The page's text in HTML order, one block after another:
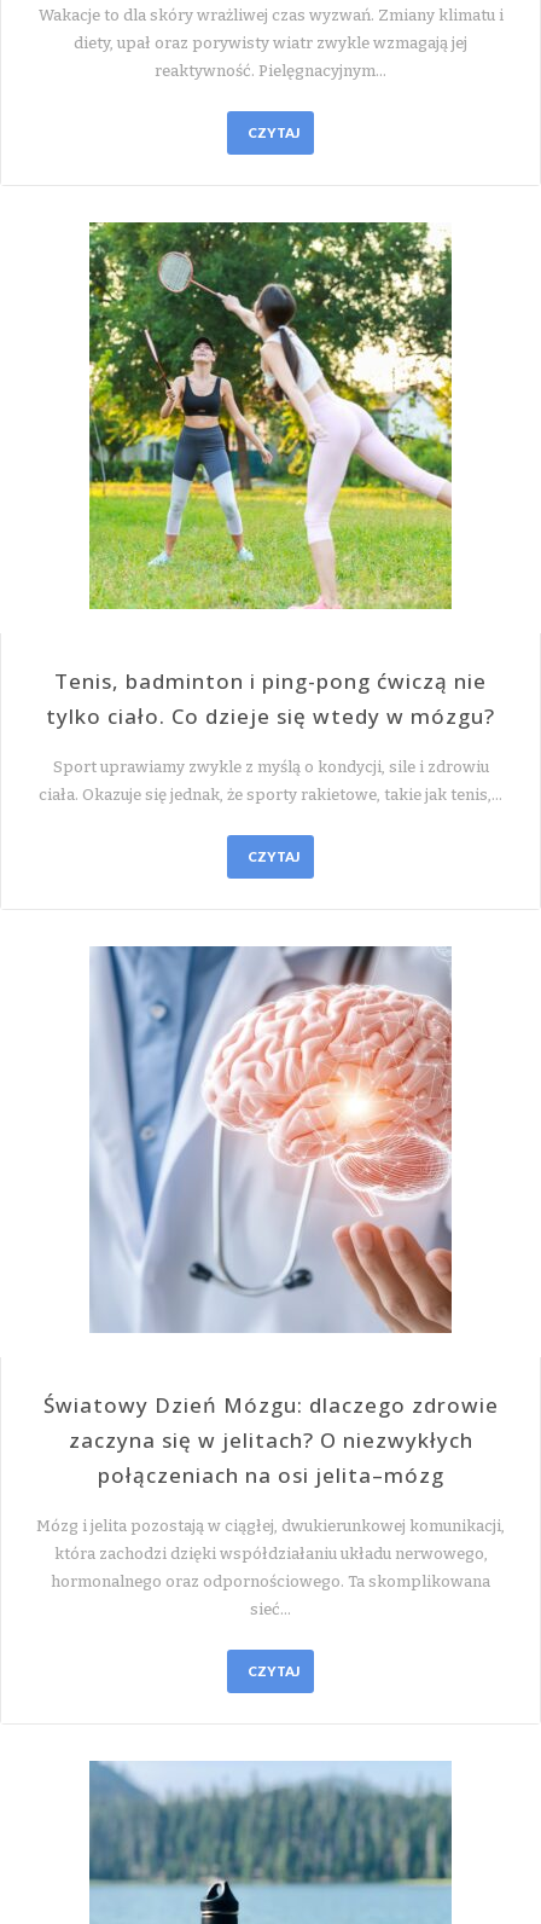
Wakacje to dla skóry wrażliwej czas wyzwań. Zmiany klimatu i
diety, upał oraz porywisty wiatr zwykle wzmagają jej
reaktywność. Pielęgnacyjnym…
CZYTAJ
Tenis, badminton i ping-pong ćwiczą nie
tylko ciało. Co dzieje się wtedy w mózgu?
Sport uprawiamy zwykle z myślą o kondycji, sile i zdrowiu
ciała. Okazuje się jednak, że sporty rakietowe, takie jak tenis,…
CZYTAJ
Światowy Dzień Mózgu: dlaczego zdrowie
zaczyna się w jelitach? O niezwykłych
połączeniach na osi jelita–mózg
Mózg i jelita pozostają w ciągłej, dwukierunkowej komunikacji,
która zachodzi dzięki współdziałaniu układu nerwowego,
hormonalnego oraz odpornościowego. Ta skomplikowana
sieć…
CZYTAJ